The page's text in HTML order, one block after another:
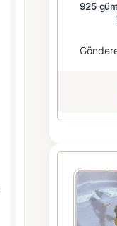
925